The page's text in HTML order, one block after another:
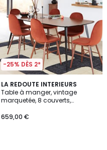
-25% DÈS 2*
LA REDOUTE INTERIEURS
Table à manger, vintage
marquetée, 8 couverts,
659,00 €
4,3
/ 5